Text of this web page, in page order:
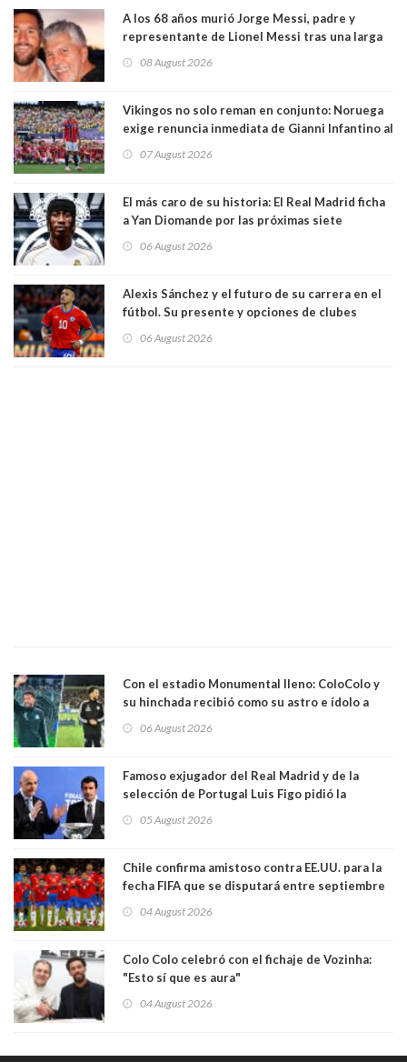
A los 68 años murió Jorge Messi, padre y
representante de Lionel Messi tras una larga
08 August 2026
Vikingos no solo reman en conjunto: Noruega
exige renuncia inmediata de Gianni Infantino al
07 August 2026
El más caro de su historia: El Real Madrid ficha
a Yan Diomande por las próximas siete
06 August 2026
Alexis Sánchez y el futuro de su carrera en el
fútbol. Su presente y opciones de clubes
06 August 2026
Con el estadio Monumental lleno: ColoColo y
su hinchada recibió como su astro e ídolo a
06 August 2026
Famoso exjugador del Real Madrid y de la
selección de Portugal Luis Figo pidió la
comportamiento más bajo y cobarde que he
05 August 2026
Chile confirma amistoso contra EE.UU. para la
fecha FIFA que se disputará entre septiembre
04 August 2026
Colo Colo celebró con el fichaje de Vozinha:
"Esto sí que es aura"
04 August 2026